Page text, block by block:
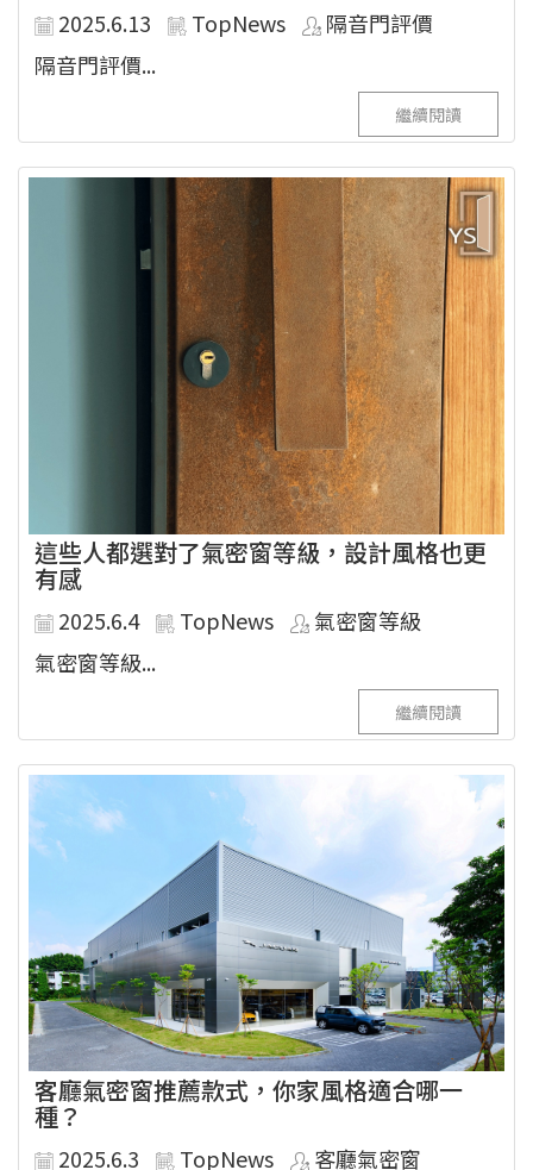
2025.6.13 TopNews
隔音門評價
隔音門評價...
繼續閱讀
這些人都選對了氣密窗等級，設計風格也更
有感
2025.6.4 TopNews
氣密窗等級
氣密窗等級...
繼續閱讀
客廳氣密窗推薦款式，你家風格適合哪一
種？
2025.6.3 TopNews 客廳氣密窗